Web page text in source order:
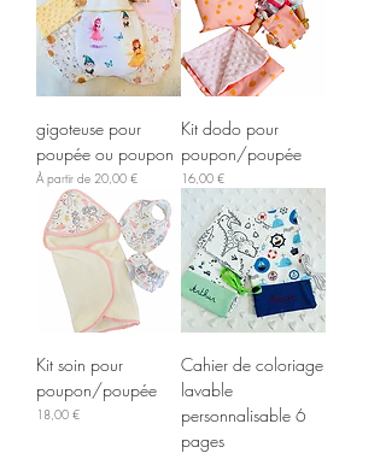
gigoteuse pour
poupée ou poupon
À partir de 20,00 €
Prix promotionnel
Kit dodo pour
poupon/poupée
Prix
16,00 €
Kit soin pour
poupon/poupée
Prix
18,00 €
Cahier de coloriage
lavable
personnalisable 6
pages